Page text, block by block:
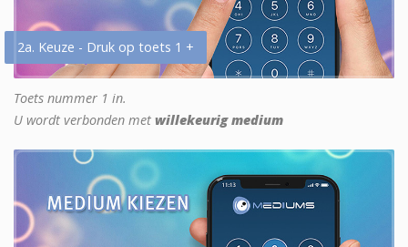
2a. Keuze - Druk op toets 1 +
Toets nummer 1 in.
U wordt verbonden met willekeurig medium